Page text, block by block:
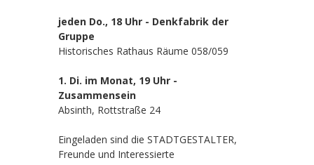
jeden Do., 18 Uhr - Denkfabrik der
Gruppe
Historisches Rathaus Räume 058/059
1. Di. im Monat, 19 Uhr -
Zusammensein
Absinth, Rottstraße 24
Eingeladen sind die STADTGESTALTER,
Freunde und Interessierte